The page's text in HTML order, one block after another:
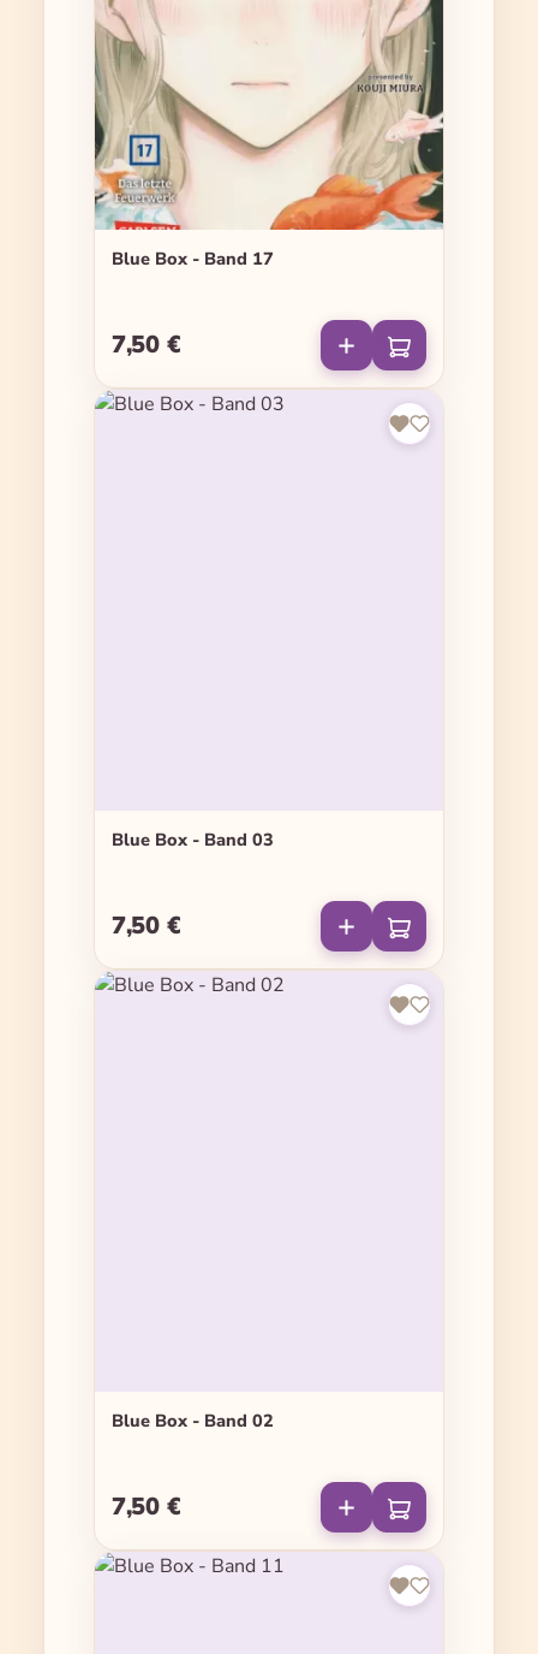
Blue Box - Band 17
Regulärer Preis:
7,50 €
Blue Box - Band 03
Regulärer Preis:
7,50 €
Blue Box - Band 02
Regulärer Preis:
7,50 €